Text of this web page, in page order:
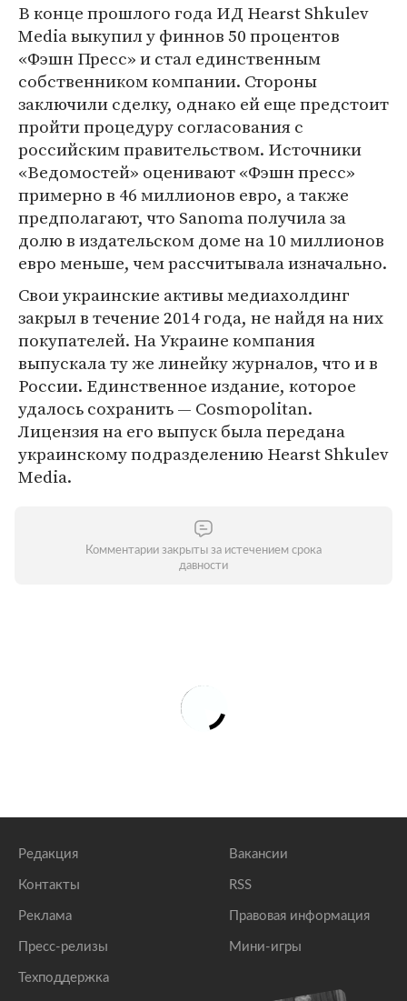
В конце прошлого года ИД Hearst Shkulev
Media выкупил у финнов 50 процентов
«Фэшн Пресс» и стал единственным
собственником компании. Стороны
заключили сделку, однако ей еще предстоит
пройти процедуру согласования с
российским правительством. Источники
«Ведомостей» оценивают «Фэшн пресс»
примерно в 46 миллионов евро, а также
предполагают, что Sanoma получила за
долю в издательском доме на 10 миллионов
евро меньше, чем рассчитывала изначально.
Свои украинские активы медиахолдинг
закрыл в течение 2014 года, не найдя на них
покупателей. На Украине компания
выпускала ту же линейку журналов, что и в
России. Единственное издание, которое
удалось сохранить — Cosmopolitan.
Лицензия на его выпуск была передана
украинскому подразделению Hearst Shkulev
Media.
Комментарии закрыты за истечением срока
давности
Редакция
Контакты
Реклама
Пресс-релизы
Техподдержка
Вакансии
RSS
Правовая информация
Мини-игры